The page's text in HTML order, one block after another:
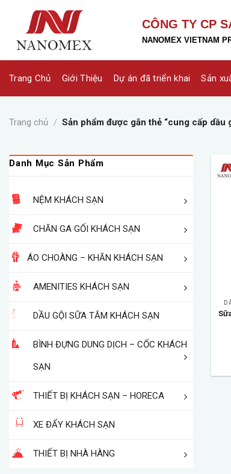
content
CÔNG TY CP
NANOMEX VIETNAM
Trang Chủ Giới Thiệu Dự án đã triển khai Sản
Trang chủ / Sản phẩm được gắn thẻ “cung cấp dầu
Danh Mục Sản Phẩm
NỆM KHÁCH SẠN
CHĂN GA GỐI KHÁCH SẠN
ÁO CHOÀNG – KHĂN KHÁCH SẠN
AMENITIES KHÁCH SẠN
DẦU GỘI SỮA TẮM KHÁCH SẠN
BÌNH ĐỰNG DUNG DỊCH – CỐC KHÁCH
SẠN
THIẾT BỊ KHÁCH SẠN – HORECA
XE ĐẨY KHÁCH SẠN
THIẾT BỊ NHÀ HÀNG